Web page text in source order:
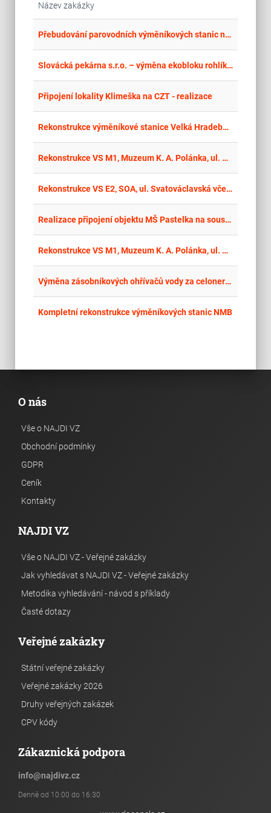
Název zakázky
Přebudování parovodních výměníkových stanic na horkovodní 2026
Slovácká pekárna s.r.o. – výměna ekobloku rohlíkové pece
Připojení lokality Klimeška na CZT - realizace
Rekonstrukce výměníkové stanice Velká Hradební 1343/15, Ústí nad Labem - 467
Rekonstrukce VS M1, Muzeum K. A. Polánka, ul. Husova včetně částí elektro, MaR a ŘS
Rekonstrukce VS E2, SOA, ul. Svatováclavská včetně částí elektro, MaR a ŘS
Realizace připojení objektu MŠ Pastelka na soustavu CZT
Rekonstrukce VS M1, Muzeum K. A. Polánka, ul. Husova včetně částí elektro, MaR a ŘS
Výměna zásobníkových ohřívačů vody za celonerezové akumulační zásobníky pitné vody
Kompletní rekonstrukce výměníkových stanic NMB
O nás
Vše o NAJDI VZ
Obchodní podmínky
GDPR
Ceník
Kontakty
NAJDI VZ
Vše o NAJDI VZ - Veřejné zakázky
Jak vyhledávat s NAJDI VZ - Veřejné zakázky
Metodika vyhledávání - návod s příklady
Časté dotazy
Veřejné zakázky
Státní veřejné zakázky
Veřejné zakázky 2026
Druhy veřejných zakázek
CPV kódy
Zákaznická podpora
info@najdivz.cz
Denně od 10:00 do 16:30